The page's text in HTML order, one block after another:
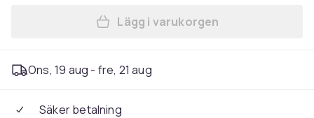
Lägg till Vedförvaring
Lägg i varukorgen
Ons, 19 aug - fre, 21 aug
Säker betalning